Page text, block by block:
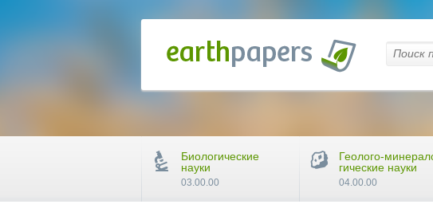
Биологические
науки
03.00.00
Геолого-
гические науки
04.00.00